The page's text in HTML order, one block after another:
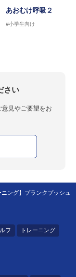
あおむけ呼吸２
#小学生向け
さい
見やご要望をお
ニング】プランクプッシュ
フ トレーニング